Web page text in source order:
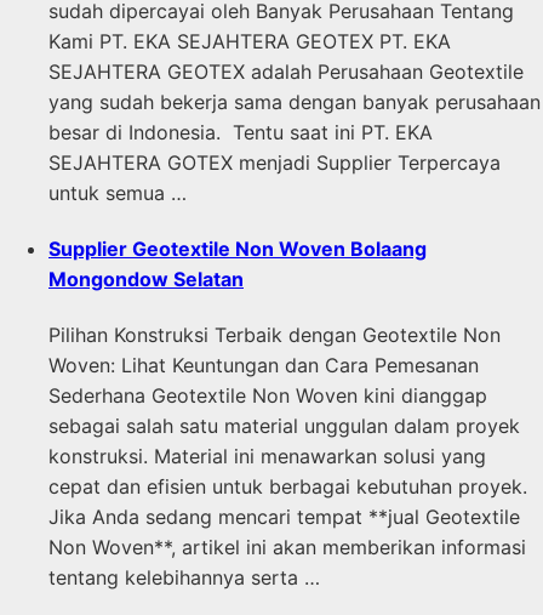
sudah dipercayai oleh Banyak Perusahaan Tentang
Kami PT. EKA SEJAHTERA GEOTEX PT. EKA
SEJAHTERA GEOTEX adalah Perusahaan Geotextile
yang sudah bekerja sama dengan banyak perusahaan
besar di Indonesia. Tentu saat ini PT. EKA
SEJAHTERA GOTEX menjadi Supplier Terpercaya
untuk semua …
Supplier Geotextile Non Woven Bolaang
Mongondow Selatan
Pilihan Konstruksi Terbaik dengan Geotextile Non
Woven: Lihat Keuntungan dan Cara Pemesanan
Sederhana Geotextile Non Woven kini dianggap
sebagai salah satu material unggulan dalam proyek
konstruksi. Material ini menawarkan solusi yang
cepat dan efisien untuk berbagai kebutuhan proyek.
Jika Anda sedang mencari tempat **jual Geotextile
Non Woven**, artikel ini akan memberikan informasi
tentang kelebihannya serta …